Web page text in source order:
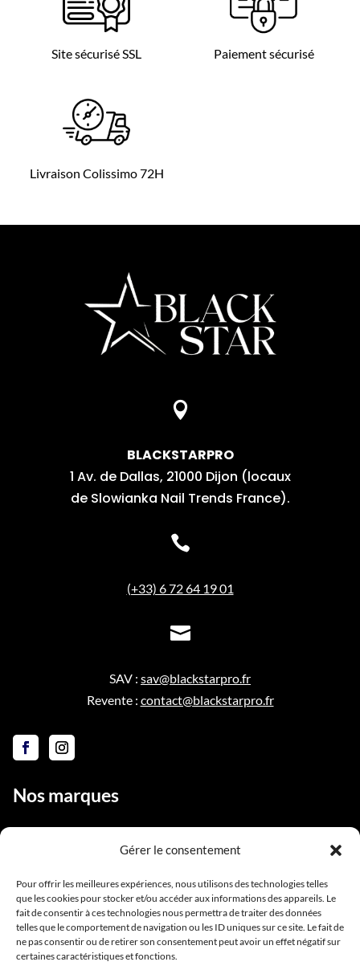
Gérer le consentement
Pour offrir les meilleures expériences, nous utilisons des technologies telles
que les cookies pour stocker et/ou accéder aux informations des appareils. Le
fait de consentir à ces technologies nous permettra de traiter des données
telles que le comportement de navigation ou les ID uniques sur ce site. Le fait de
ne pas consentir ou de retirer son consentement peut avoir un effet négatif sur
certaines caractéristiques et fonctions.
Site sécurisé SSL Paiement sécurisé
Livraison Colissimo 72H

BLACKSTARPRO
1 Av. de Dallas, 21000 Dijon (locaux
de Slowianka Nail Trends France).

(+33) 6 72 64 19 01

SAV : sav@blackstarpro.fr
Revente : contact@blackstarpro.fr
Nos marques
Notre équipe
Contact
Conditions générales de vente